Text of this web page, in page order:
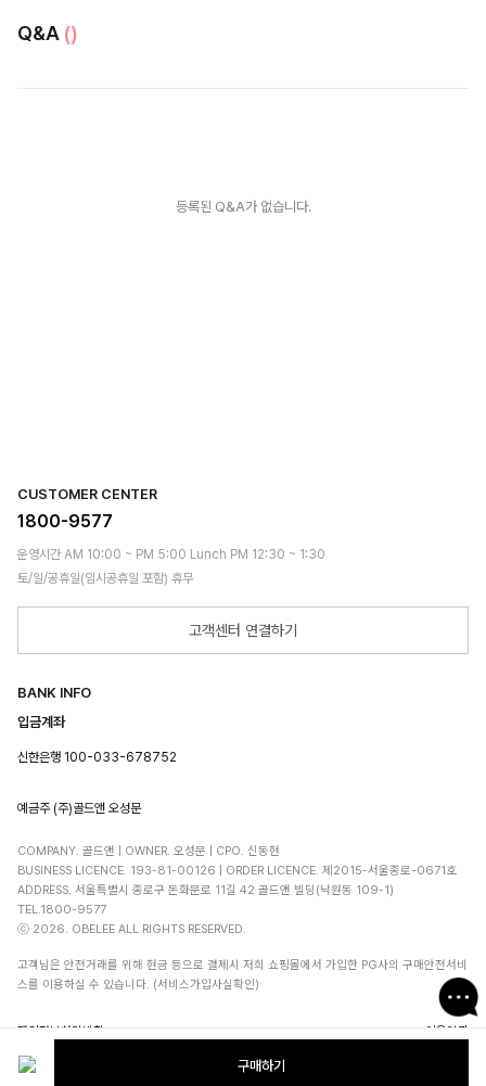
구매하기
Q&A ()
등록된 Q&A가 없습니다.
CUSTOMER CENTER
1800-9577
운영시간 AM 10:00 ~ PM 5:00 Lunch PM 12:30 ~ 1:30
토/일/공휴일(임시공휴일 포함) 휴무
고객센터 연결하기
BANK INFO
입금계좌
신한은행 100-033-678752
예금주 (주)골드앤 오성문
COMPANY. 골드앤 | OWNER. 오성문 | CPO. 신동현
BUSINESS LICENCE. 193-81-00126 | ORDER LICENCE. 제2015-서울종로-0671호
ADDRESS. 서울특별시 종로구 돈화문로 11길 42 골드앤 빌딩(낙원동 109-1)
TEL.1800-9577
ⓒ 2026. OBELEE ALL RIGHTS RESERVED.
고객님은 안전거래를 위해 현금 등으로 결제시 저희 쇼핑몰에서 가입한 PG사의 구매안전서비
스를 이용하실 수 있습니다. (서비스가입사실확인)
개인정보처리방침 이용약관